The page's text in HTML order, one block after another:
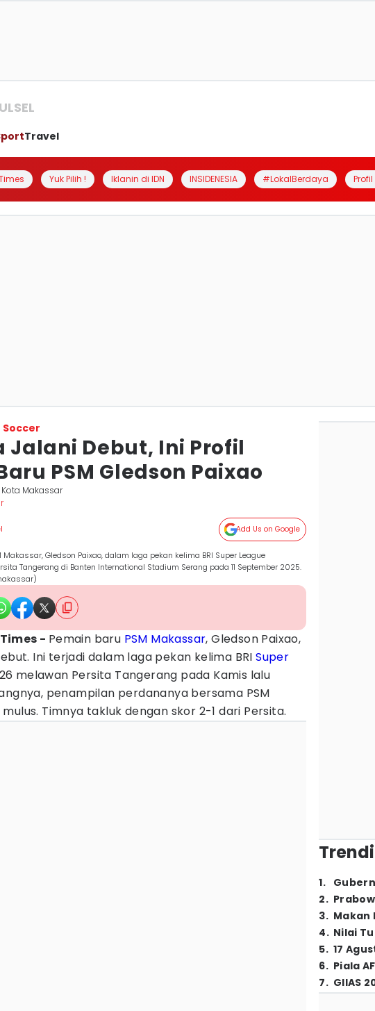
Travel
Yuk Pilih ! Iklanin di IDN INSIDENESIA #LokalBerdaya
Soccer
Jalani Debut, Ini Profil
PSM Gledson Paixao
Kota Makassar
Add Us on Google
Gledson Paixao, dalam laga pekan kelima BRI Super League
Tangerang di Banten International Stadium Serang pada 11 September 2025.
- Pemain baru PSM Makassar, Gledson Paixao,
Ini terjadi dalam laga pekan kelima BRISuper
melawan Persita Tangerang pada Kamis lalu
penampilan perdananya bersama PSM
Timnya takluk dengan skor 2-1 dari Persita.
1.
2.
3. Makan
4. Nilai
5. 17
6. Piala
7. GIIAS